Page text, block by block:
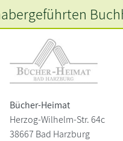
Bücher-Heimat
Herzog-Wilhelm-Str. 64c
38667 Bad Harzburg